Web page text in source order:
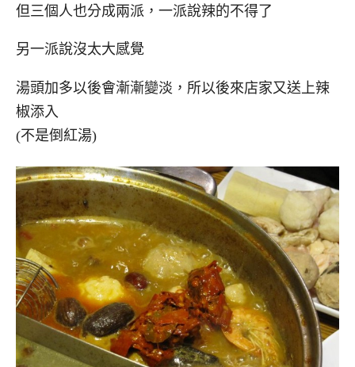
但三個人也分成兩派，一派說辣的不得了
另一派說沒太大感覺
湯頭加多以後會漸漸變淡，所以後來店家又送上辣
椒添入
(不是倒紅湯)